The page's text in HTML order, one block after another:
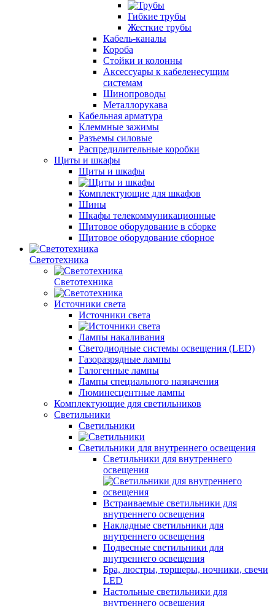
Гибкие трубы
Жесткие трубы
Кабель-каналы
Короба
Стойки и колонны
Аксессуары к кабеленесущим
системам
Шинопроводы
Металлорукава
Кабельная арматура
Клеммные зажимы
Разъемы силовые
Распредилительные коробки
Щиты и шкафы
Щиты и шкафы
Комплектующие для шкафов
Шины
Шкафы телекоммуникационные
Щитовое оборудование в сборке
Щитовое оборудование сборное
Светотехника
Светотехника
Источники света
Источники света
Лампы накаливания
Светодиодные системы освещения (LED)
Газоразрядные лампы
Галогенные лампы
Лампы специального назначения
Люминесцентные лампы
Комплектующие для светильников
Светильники
Светильники
Светильники для внутреннего освещения
Светильники для внутреннего
освещения
Встраиваемые светильники для
внутреннего освещения
Накладные светильники для
внутреннего освещения
Подвесные светильники для
внутреннего освещения
Бра, люстры, торшеры, ночники, свечи
LED
Настольные светильники для
внутреннего освещения